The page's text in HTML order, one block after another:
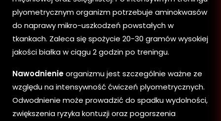
plyometrycznym organizm potrzebuje aminokwasów
do naprawy mikro-uszkodzeń powstałych w
tkankach. Zaleca się spożycie 20-30 gramów wysokiej
jakości białka w ciągu 2 godzin po treningu.
Nawodnienieorganizmu jest szczególnie ważne ze
względu na intensywność ćwiczeń plyometrycznych.
Odwodnienie może prowadzić do spadku wydolności,
zwiększenia ryzyka kontuzji oraz pogorszenia